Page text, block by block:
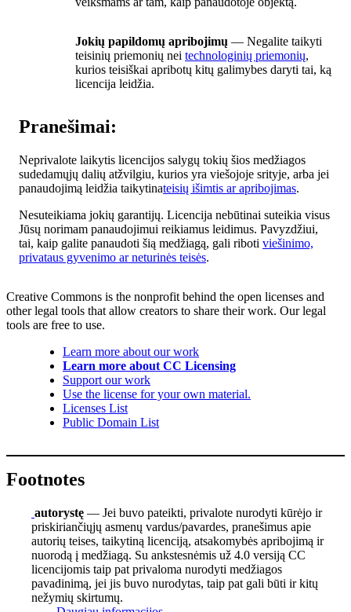
Jokių papildomų apribojimų — Negalite taikyti
teisinių priemonių nei technologinių priemonių,
kurios teisiškai apribotų kitų galimybes daryti tai, ką
licencija leidžia.
Pranešimai:
Neprivalote laikytis licencijos salygų tokių šios medžiagos
sudedamųjų dalių atžvilgiu, kurios yra viešojoje srityje, arba jei
panaudojimą leidžia taikytinateisių išimtis ar apribojimas.
Nesuteikiama jokių garantijų. Licencija nebūtinai suteikia visus
Jūsų norimam panaudojimui reikiamus leidimus. Pavyzdžiui,
tai, kaip galite panaudoti šią medžiagą, gali riboti viešinimo,
privataus gyvenimo ar neturinės teisės.
Creative Commons is the nonprofit behind the open licenses and
other legal tools that allow creators to share their work. Our legal
tools are free to use.
Learn more about our work
Learn more about CC Licensing
Support our work
Use the license for your own material.
Licenses List
Public Domain List
Footnotes
autorystę — Jei buvo pateikti, privalote nurodyti kūrėjo ir
priskiriančiųjų asmenų vardus/pavardes, pranešimus apie
autorių teises, taikytiną licenciją, atsakomybės apribojimą ir
nuorodą į medžiagą. Su ankstesnėmis už 4.0 versiją CC
licencijomis taip pat privaloma nurodyti medžiagos
pavadinimą, jei jis buvo nurodytas, taip pat gali būti ir kitų
nežymių skirtumų.